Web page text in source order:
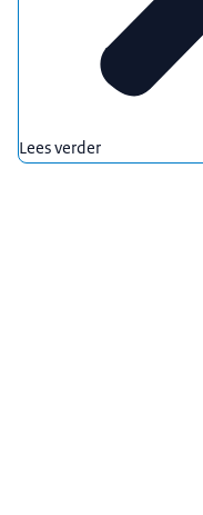
Lees verder